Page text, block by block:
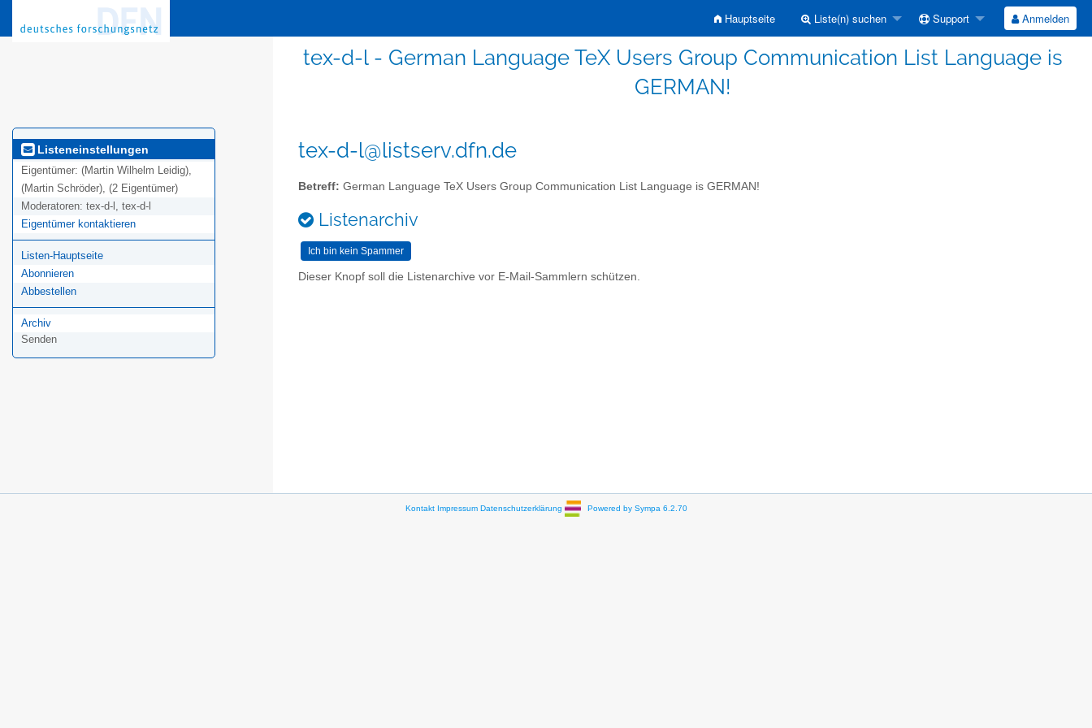
Hauptseite Liste(n) suchen Support Anmelden
tex-d-l - German Language TeX Users Group Communication List Language is
GERMAN!
Listeneinstellungen
Eigentümer: (Martin Wilhelm Leidig),
(Martin Schröder), (2 Eigentümer)
Moderatoren: tex-d-l, tex-d-l
Eigentümer kontaktieren
Listen-Hauptseite
Abonnieren
Abbestellen
Archiv
Senden
tex-d-l@listserv.dfn.de
Betreff: German Language TeX Users Group Communication List Language is GERMAN!
Listenarchiv
Dieser Knopf soll die Listenarchive vor E-Mail-Sammlern schützen.
Kontakt Impressum Datenschutzerklärung Powered by Sympa 6.2.70